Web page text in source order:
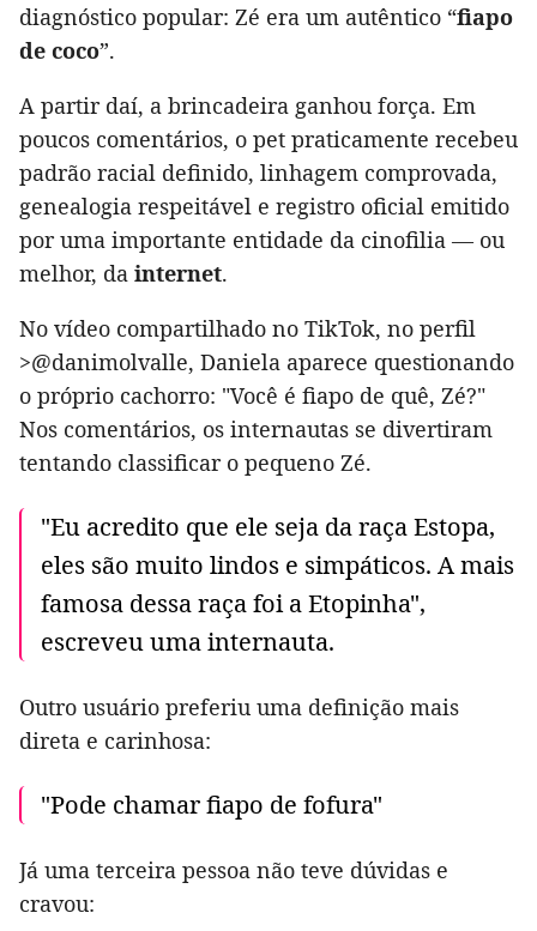
diagnóstico popular: Zé era um autêntico “fiapo
de coco”.
A partir daí, a brincadeira ganhou força. Em
poucos comentários, o pet praticamente recebeu
padrão racial definido, linhagem comprovada,
genealogia respeitável e registro oficial emitido
por uma importante entidade da cinofilia — ou
melhor, da internet.
No vídeo compartilhado no TikTok, no perfil
>@danimolvalle, Daniela aparece questionando
o próprio cachorro: "Você é fiapo de quê, Zé?"
Nos comentários, os internautas se divertiram
tentando classificar o pequeno Zé.
"Eu acredito que ele seja da raça Estopa,
eles são muito lindos e simpáticos. A mais
famosa dessa raça foi a Etopinha",
escreveu uma internauta.
Outro usuário preferiu uma definição mais
direta e carinhosa:
"Pode chamar fiapo de fofura"
Já uma terceira pessoa não teve dúvidas e
cravou: